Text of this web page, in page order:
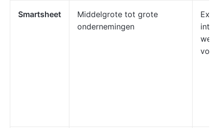
Smartsheet
Middelgrote tot grote
ondernemingen
voor